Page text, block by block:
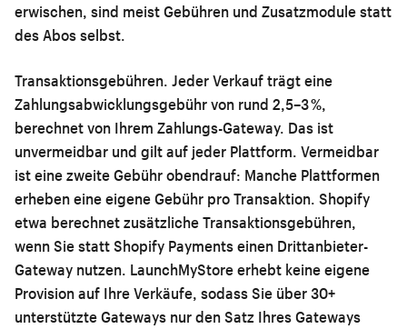
erwischen, sind meist Gebühren und Zusatzmodule statt
des Abos selbst.
Transaktionsgebühren. Jeder Verkauf trägt eine
Zahlungsabwicklungsgebühr von rund 2,5–3 %,
berechnet von Ihrem Zahlungs-Gateway. Das ist
unvermeidbar und gilt auf jeder Plattform. Vermeidbar
ist eine zweite Gebühr obendrauf: Manche Plattformen
erheben eine eigene Gebühr pro Transaktion. Shopify
etwa berechnet zusätzliche Transaktionsgebühren,
wenn Sie statt Shopify Payments einen Drittanbieter-
Gateway nutzen. LaunchMyStore erhebt keine eigene
Provision auf Ihre Verkäufe, sodass Sie über 30+
unterstützte Gateways nur den Satz Ihres Gateways